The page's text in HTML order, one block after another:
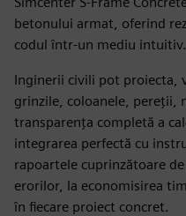
betonului armat, oferind
codul într-un mediu intuitiv.
Inginerii civili pot proiecta,
grinzile, coloanele, pereții,
transparența completă a
integrarea perfectă cu
rapoartele cuprinzătoare
erorilor, la economisirea
în fiecare proiect concret.